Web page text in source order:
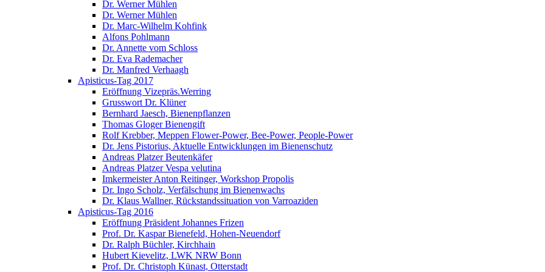
Dr. Werner Mühlen
Dr. Werner Mühlen
Dr. Marc-Wilhelm Kohfink
Alfons Pohlmann
Dr. Annette vom Schloss
Dr. Eva Rademacher
Dr. Manfred Verhaagh
Apisticus-Tag 2017
Eröffnung Vizepräs.Werring
Grusswort Dr. Klüner
Bernhard Jaesch, Bienenpflanzen
Thomas Gloger Bienengift
Rolf Krebber, Meppen Flower-Power, Bee-Power, People-Power
Dr. Jens Pistorius, Aktuelle Entwicklungen im Bienenschutz
Andreas Platzer Beutenkäfer
Andreas Platzer Vespa velutina
Imkermeister Anton Reitinger, Workshop Propolis
Dr. Ingo Scholz, Verfälschung im Bienenwachs
Dr. Klaus Wallner, Rückstandssituation von Varroaziden
Apisticus-Tag 2016
Eröffnung Präsident Johannes Frizen
Prof. Dr. Kaspar Bienefeld, Hohen-Neuendorf
Dr. Ralph Büchler, Kirchhain
Hubert Kievelitz, LWK NRW Bonn
Prof. Dr. Christoph Künast, Otterstadt